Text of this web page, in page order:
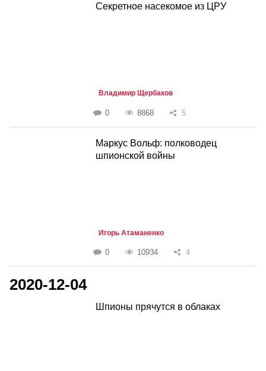
Секретное насекомое из ЦРУ
Владимир Щербаков
0 8868 5
Маркус Вольф: полководец
шпионской войны
Игорь Атаманенко
0 10934 4
2020-12-04
Шпионы прячутся в облаках